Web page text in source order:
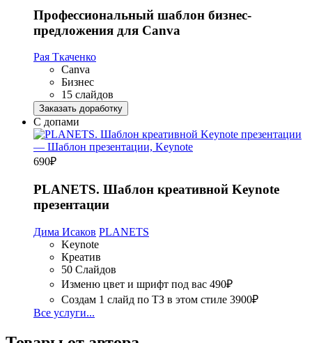
Профессиональный шаблон бизнес-
предложения для Canva
Рая Ткаченко
Canva
Бизнес
15 слайдов
Заказать доработку
С допами
690₽
PLANETS. Шаблон креативной Keynote
презентации
Дима Исаков PLANETS
Keynote
Креатив
50 Слайдов
Изменю цвет и шрифт под вас 490₽
Создам 1 слайд по ТЗ в этом стиле 3900₽
Все услуги...